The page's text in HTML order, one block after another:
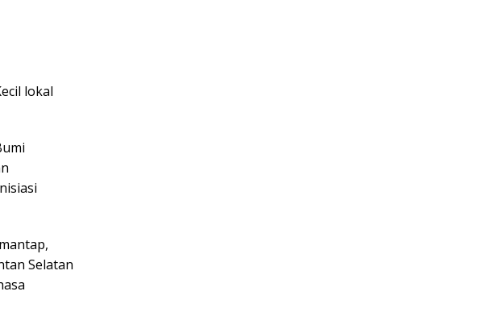
lokal
Selatan